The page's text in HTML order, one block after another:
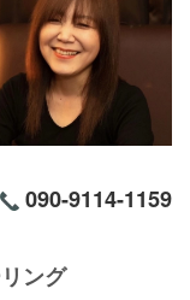
090-9114-1159
ング